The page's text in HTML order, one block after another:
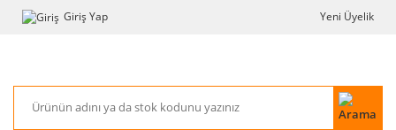
Giriş Yap Yeni Üyelik